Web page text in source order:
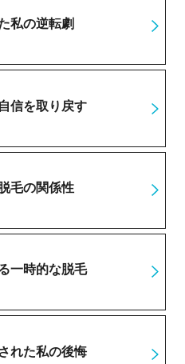
私の逆転劇
信を取り戻す
毛の関係性
一時的な脱毛
れた私の後悔